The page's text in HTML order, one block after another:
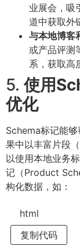
业展会，吸
道中获取外
与本地博客
或产品评测
系，获取高
5.使用
优化
Schema标记能
果中以丰富片段
以使用本地业务
记（Product
构化数据，如：
html
复制代码